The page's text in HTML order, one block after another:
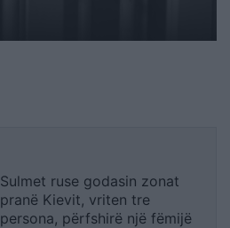
Sulmet ruse godasin zonat
pranë Kievit, vriten tre
persona, përfshirë një fëmijë